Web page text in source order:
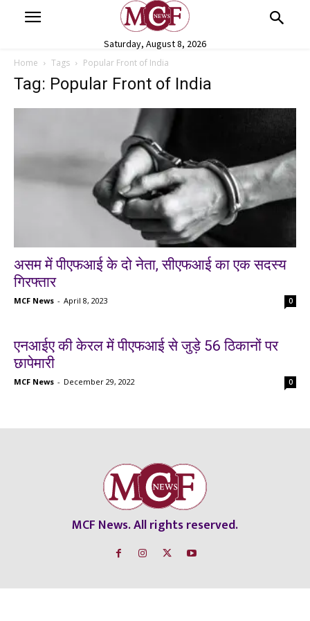
Saturday, August 8, 2026
Home Tags Popular Front of India
Tag: Popular Front of India
असम में पीएफआई के दो नेता, सीएफआई का एक सदस्य
गिरफ्तार
MCF News - April 8, 2023 0
एनआईए की केरल में पीएफआई से जुड़े 56 ठिकानों पर
छापेमारी
MCF News - December 29, 2022 0
MCF News. All rights reserved.